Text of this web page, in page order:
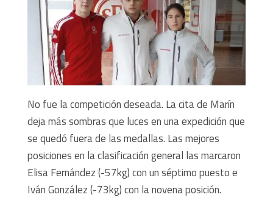
No fue la competición deseada. La cita de Marín
deja más sombras que luces en una expedición que
se quedó fuera de las medallas. Las mejores
posiciones en la clasificación general las marcaron
Elisa Fernández (-57kg) con un séptimo puesto e
Iván González (-73kg) con la novena posición.